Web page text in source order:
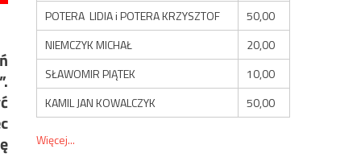
POTERA LIDIA i POTERA KRZYSZTOF
50,00
NIEMCZYK MICHAŁ
20,00
SŁAWOMIR PIĄTEK
10,00
KAMIL JAN KOWALCZYK
50,00
Więcej...